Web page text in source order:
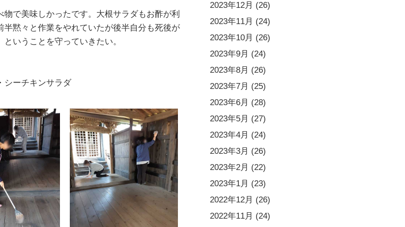
で美味しかったです。大根サラダもお酢が利
黙々と作業をやれていたが後半自分も死後が
いうことを守っていきたい。
シーチキンサラダ
2023年12月 (26)
2023年11月 (24)
2023年10月 (26)
2023年9月 (24)
2023年8月 (26)
2023年7月 (25)
2023年6月 (28)
2023年5月 (27)
2023年4月 (24)
2023年3月 (26)
2023年2月 (22)
2023年1月 (23)
2022年12月 (26)
2022年11月 (24)